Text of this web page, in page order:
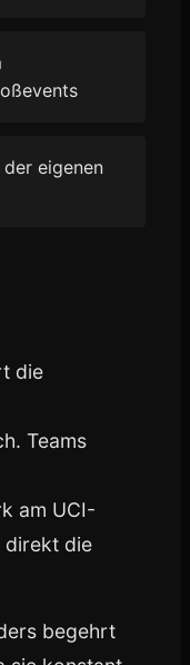
eigenen
die
Teams
am UCI-
direkt die
begehrt